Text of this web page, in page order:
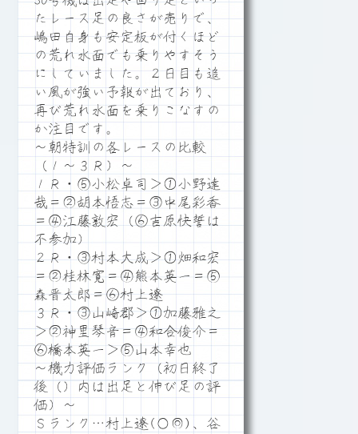
たレース足の良さが売りで、
嶋田自身も安定板が付くほど
の荒れ水面でも乗りやすそう
にしていました。２日目も追
い風が強い予報が出ており、
再び荒れ水面を乗りこなすの
か注目です。
～朝特訓の各レースの比較
（１～３Ｒ）～
１Ｒ・⑤小松卓司＞①小野達
哉＝②胡本悟志＝③中尾彩香
＝④江藤敦宏（⑥吉原快誓は
不参加）
２Ｒ・③村本大成＞①畑和宏
＝②桂林寛＝④熊本英一＝⑤
森晋太郎＝⑥村上遼
３Ｒ・③山崎郡＞①加藤雅之
＞②神里琴音＝④和合俊介＝
⑥橋本英一＞⑤山本幸也
～機力評価ランク（初日終了
後（）内は出足と伸び足の評
価）～
Ｓランク…村上遼(○◎)、谷